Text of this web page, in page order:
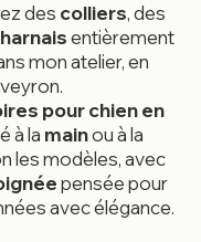
des colliers, des
harnaisentièrement
mon atelier, en
pour chien en
à la mainou à la
les modèles, avec
pensée pour
avec élégance.